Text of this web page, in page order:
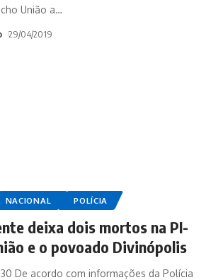
União a…
29/04/2019
NACIONAL POLÍCIA
deixa dois mortos na PI-
e o povoado Divinópolis
De acordo com informações da Polícia